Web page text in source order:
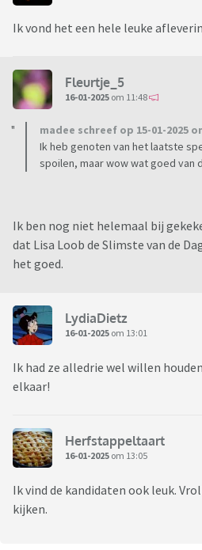
Ik vond het een hele leuke
Fleurtje_5
16-01-2025 om 11:48
madee schreef op 15-01-2025
Ik heb genoten van het laatste
spoilen, maar wow wat goed van
Ik ben nog niet helemaal bij
dat Lisa Loob de Slimste van de
het goed.
LydiaDietz
16-01-2025 om 13:01
Ik had ze alledrie wel willen
elkaar!
Herfstappeltaart
16-01-2025 om 13:05
Ik vind de kandidaten ook leuk.
kijken.